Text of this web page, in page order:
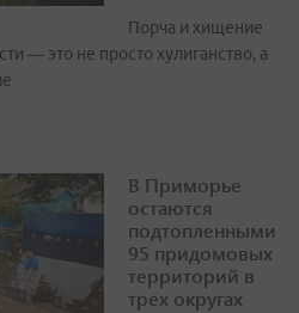
Порча и хищение
— это не просто хулиганство, а
В Приморье
остаются
подтопленными
95 придомовых
территорий в
трех округах